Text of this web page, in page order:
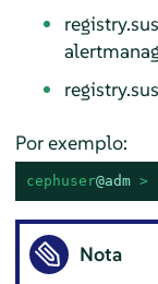
Por exemplo:
cephuser@adm >
Nota